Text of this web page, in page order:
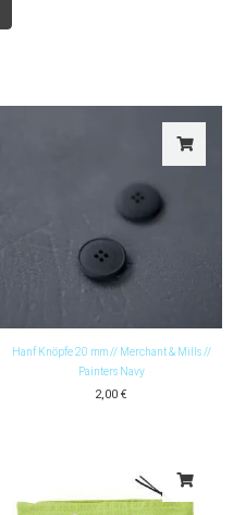
Hanf Knöpfe 20 mm // Merchant & Mills //
Painters Navy
2,00 €